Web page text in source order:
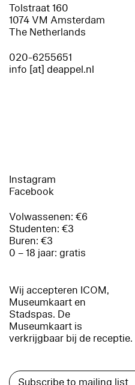
Tolstraat 160
1074 VM Amsterdam
The Netherlands
020-6255651
info [at] deappel.nl
Instagram
Facebook
Volwassenen: €6
Studenten: €3
Buren: €3
0 – 18 jaar: gratis
Wij accepteren ICOM,
Museumkaart en
Stadspas. De
Museumkaart is
verkrijgbaar bij de receptie.